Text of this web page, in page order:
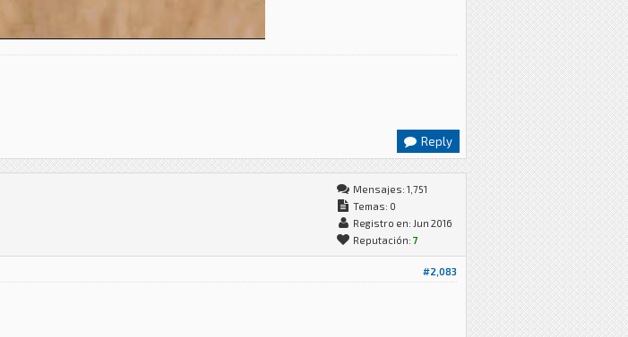
Reply
Mensajes: 1,751
Temas: 0
Registro en: Jun 2016
Reputación: 7
#2,083